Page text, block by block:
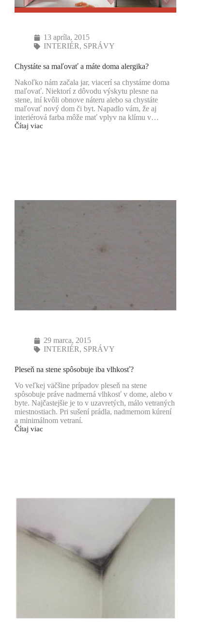
13 apríla, 2015
INTERIÉR, SPRÁVY
Chystáte sa maľovať a máte doma alergika?
Nakoľko nám začala jar, viacerí sa chystáme doma
maľovať. Niektorí z dôvodu výskytu plesne na
stene, iní kvôli obnove náteru alebo sa chystáte
maľovať nový dom či byt. Napadlo vám, že aj
interiérová farba môže mať vplyv na klímu v…
Čítaj viac
29 marca, 2015
INTERIÉR, SPRÁVY
Pleseň na stene spôsobuje iba vlhkosť?
Vo veľkej väčšine prípadov pleseň na stene
spôsobuje práve nadmerná vlhkosť v dome, alebo v
byte. Najčastejšie je to v uzavretých, málo vetraných
miestnostiach. Pri sušení prádla, nadmernom kúrení
a minimálnom vetraní.
Čítaj viac